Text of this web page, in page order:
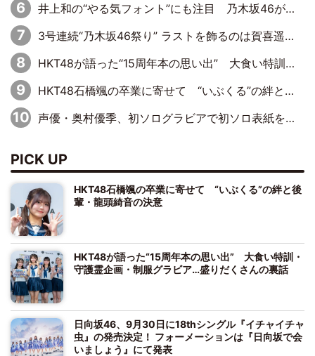
井上和の“やる気フォント”にも注目 乃木坂46が挑んだ書道パフォーマンスの舞台裏
3号連続“乃木坂46祭り” ラストを飾るのは賀喜遥香…5年ぶりの登場に「5年分大人になった私を見ていただけたら」
HKT48が語った“15周年本の思い出” 大食い特訓・守護霊企画・制服グラビア…盛りだくさんの裏話
HKT48石橋颯の卒業に寄せて “いぶくる”の絆と後輩・龍頭綺音の決意
声優・奥村優季、初ソログラビアで初ソロ表紙を飾る！ 初めて見せる表情や、声優を志したきっかけなどを語った必読のインタビューを掲載
PICK UP
HKT48石橋颯の卒業に寄せて “いぶくる”の絆と後
輩・龍頭綺音の決意
HKT48が語った“15周年本の思い出” 大食い特訓・
守護霊企画・制服グラビア…盛りだくさんの裏話
日向坂46、9月30日に18thシングル『イチャイチャ
虫』の発売決定！ フォーメーションは『日向坂で会
いましょう』にて発表